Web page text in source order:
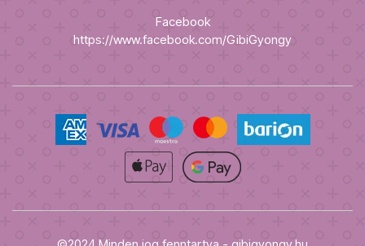
Facebook
https://www.facebook.com/GibiGyongy